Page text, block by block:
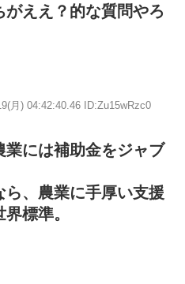
ええ？的な質問やろ
月) 04:42:40.46 ID:Zu15wRzc0
業には補助金をジャブ
、農業に手厚い支援
標準。